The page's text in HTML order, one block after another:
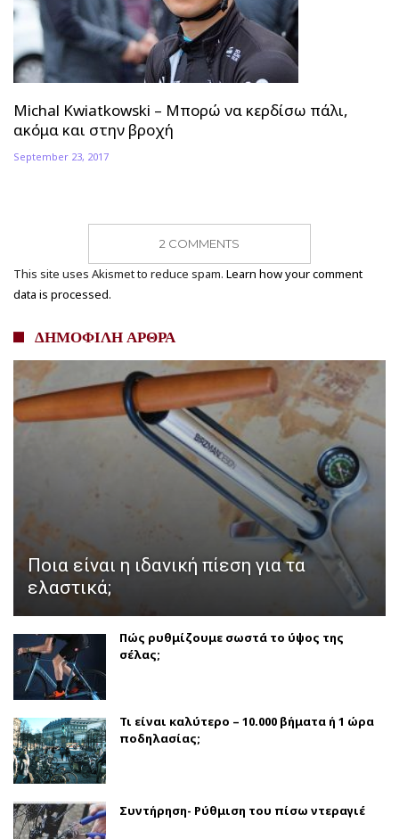
Michal Kwiatkowski – Μπορώ να κερδίσω πάλι,
ακόμα και στην βροχή
September 23, 2017
2 COMMENTS
This site uses Akismet to reduce spam. Learn how your comment
data is processed.
ΔΗΜΟΦΙΛΗ ΑΡΘΡΑ
Ποια είναι η ιδανική πίεση για τα
ελαστικά;
Πώς ρυθμίζουμε σωστά το ύψος της
σέλας;
Τι είναι καλύτερο – 10.000 βήματα ή 1 ώρα
ποδηλασίας;
Συντήρηση- Ρύθμιση του πίσω ντεραγιέ